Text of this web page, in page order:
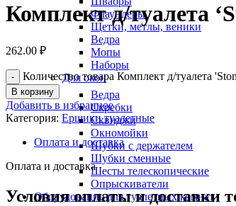
Флаундеры
Щетки, метлы, веники
Ведра
Мопы
Наборы
Для окон
Ведра
Скребки
Сквиджи
Окномойки
Шубки с держателем
Шубки сменные
Шесты телескопические
Опрыскиватели
Оборудование для туалетных комнат
Комплект д/туалета
262.00 ₽
Количество товара Комплект д/туалета
В корзину
Добавить в избранное
Категория: Ершики туалетные
Оплата и доставка
Оплата и доставка
Условия оплаты и доставки